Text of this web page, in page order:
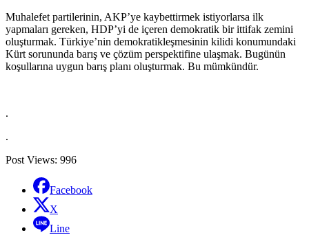
Muhalefet partilerinin, AKP’ye kaybettirmek istiyorlarsa ilk
yapmaları gereken, HDP’yi de içeren demokratik bir ittifak zemini
oluşturmak. Türkiye’nin demokratikleşmesinin kilidi konumundaki
Kürt sorununda barış ve çözüm perspektifine ulaşmak. Bugünün
koşullarına uygun barış planı oluşturmak. Bu mümkündür.
.
.
Post Views: 996
Facebook
X
Line